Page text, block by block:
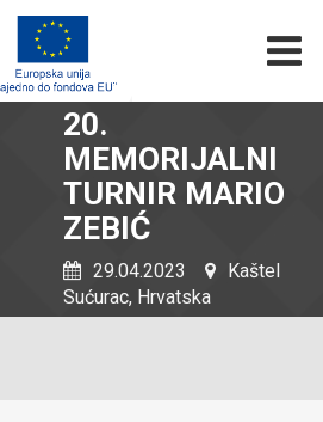
20.
MEMORIJALNI
TURNIR MARIO
ZEBIĆ
29.04.2023
Kaštel
Sućurac, Hrvatska